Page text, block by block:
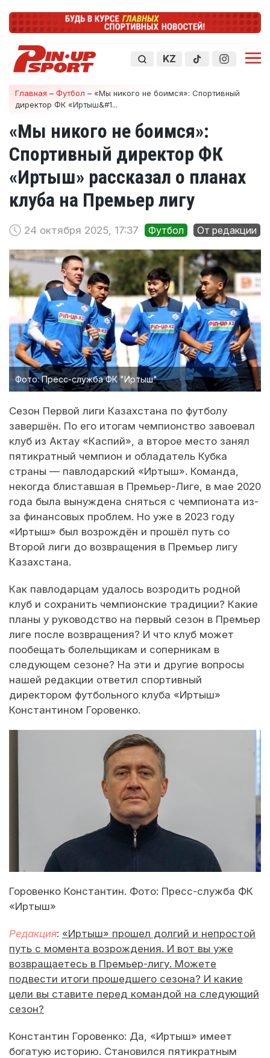
KZ
Главная – Футбол – «Мы никого не боимся»: Спортивный
директор ФК «Иртыш&#1...
«Мы никого не боимся»:
Спортивный директор ФК
«Иртыш» рассказал о планах
клуба на Премьер лигу
24 октября 2025, 17:37 Футбол От редакции
Фото: Пресс-служба ФК "Иртыш"
Сезон Первой лиги Казахстана по футболу
завершён. По его итогам чемпионство завоевал
клуб из Актау «Каспий», а второе место занял
пятикратный чемпион и обладатель Кубка
страны — павлодарский «Иртыш». Команда,
некогда блиставшая в Премьер-Лиге, в мае 2020
года была вынуждена сняться с чемпионата из-
за финансовых проблем. Но уже в 2023 году
«Иртыш» был возрождён и прошёл путь со
Второй лиги до возвращения в Премьер лигу
Казахстана.
Как павлодарцам удалось возродить родной
клуб и сохранить чемпионские традиции? Какие
планы у руководство на первый сезон в Премьер
лиге после возвращения? И что клуб может
пообещать болельщикам и соперникам в
следующем сезоне? На эти и другие вопросы
нашей редакции ответил спортивный
директором футбольного клуба «Иртыш»
Константином Горовенко.
Горовенко Константин. Фото: Пресс-служба ФК
«Иртыш»
Редакция: «Иртыш» прошел долгий и непростой
путь с момента возрождения. И вот вы уже
возвращаетесь в Премьер-лигу. Можете
подвести итоги прошедшего сезона? И какие
цели вы ставите перед командой на следующий
сезон?
Константин Горовенко: Да, «Иртыш» имеет
богатую историю. Становился пятикратным